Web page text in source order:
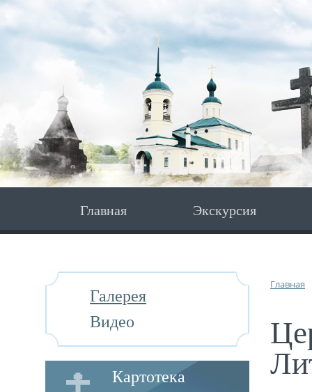
Главная Экскурсия
Галерея
Видео
Картотека
Главная